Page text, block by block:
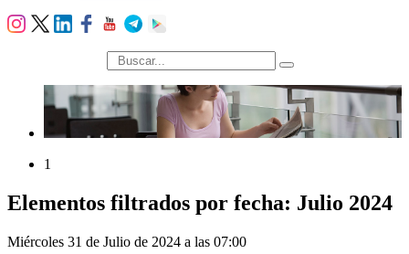
búsqueda
1
Elementos filtrados por fecha: Julio 2024
Miércoles 31 de Julio de 2024 a las 07:00